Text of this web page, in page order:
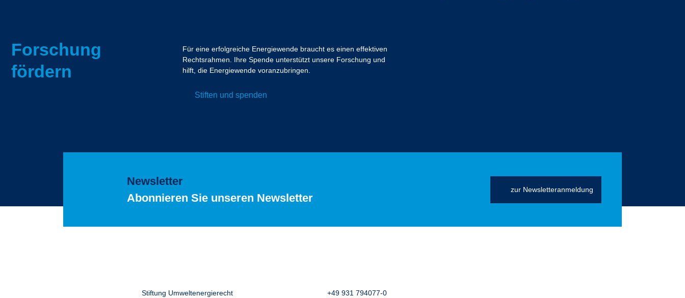
Forschung
fördern
Für eine erfolgreiche Energiewende braucht es einen effektiven
Rechtsrahmen. Ihre Spende unterstützt unsere Forschung und
hilft, die Energiewende voranzubringen.
Stiften und spenden
Newsletter
Abonnieren Sie unseren Newsletter
zur Newsletteranmeldung
Stiftung Umweltenergierecht +49 931 794077-0